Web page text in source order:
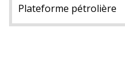
Plateforme pétrolière